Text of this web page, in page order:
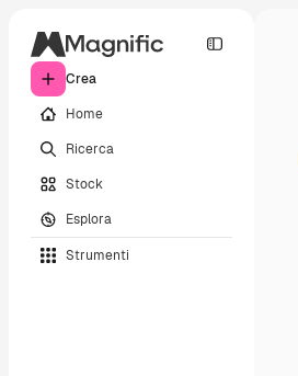
Crea
Home
Ricerca
Stock
Esplora
Strumenti